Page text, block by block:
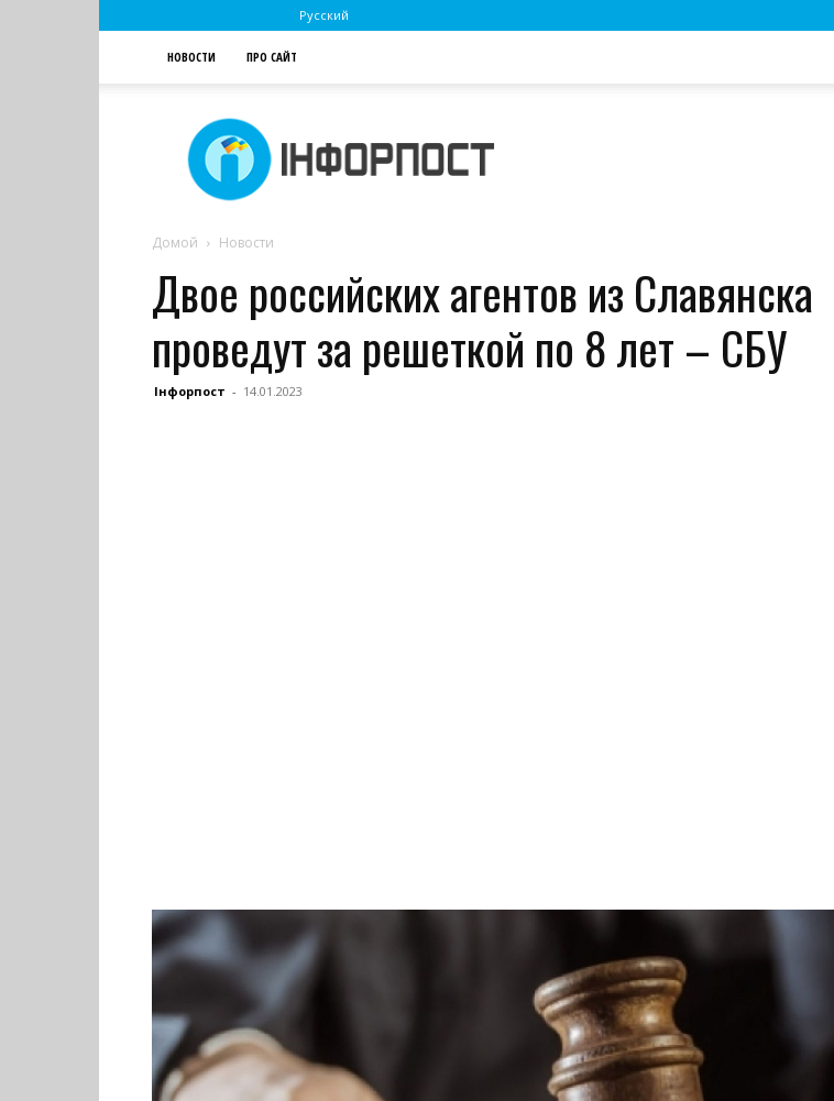
Русский
НОВОСТИ ПРО САЙТ
Інфорпост
Домой Новости
Двое российских агентов из Славянска
проведут за решеткой по 8 лет – СБУ
Інфорпост - 14.01.2023